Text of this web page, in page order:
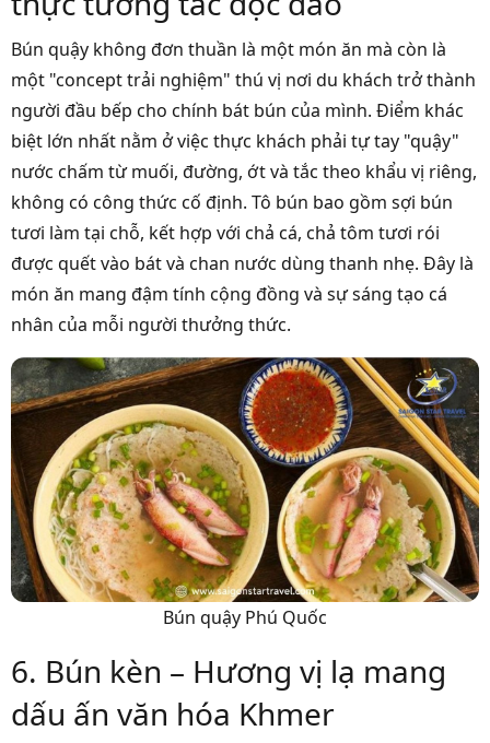
Bún quậy không đơn thuần là một món ăn mà còn là
một "concept trải nghiệm" thú vị nơi du khách trở thành
người đầu bếp cho chính bát bún của mình. Điểm khác
biệt lớn nhất nằm ở việc thực khách phải tự tay "quậy"
nước chấm từ muối, đường, ớt và tắc theo khẩu vị riêng,
không có công thức cố định. Tô bún bao gồm sợi bún
tươi làm tại chỗ, kết hợp với chả cá, chả tôm tươi rói
được quết vào bát và chan nước dùng thanh nhẹ. Đây là
món ăn mang đậm tính cộng đồng và sự sáng tạo cá
nhân của mỗi người thưởng thức.
Bún quậy Phú Quốc
6. Bún kèn – Hương vị lạ mang
dấu ấn văn hóa Khmer